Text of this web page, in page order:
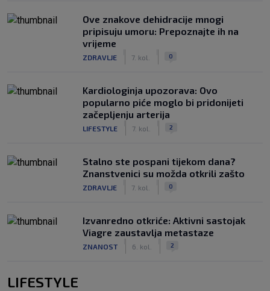
Ove znakove dehidracije mnogi
pripisuju umoru: Prepoznajte ih na
vrijeme
ZDRAVLJE 7. kol. 0
Kardiologinja upozorava: Ovo
popularno piće moglo bi pridonijeti
začepljenju arterija
LIFESTYLE 7. kol. 2
Stalno ste pospani tijekom dana?
Znanstvenici su možda otkrili zašto
ZDRAVLJE 7. kol. 0
Izvanredno otkriće: Aktivni sastojak
Viagre zaustavlja metastaze
ZNANOST 6. kol. 2
LIFESTYLE